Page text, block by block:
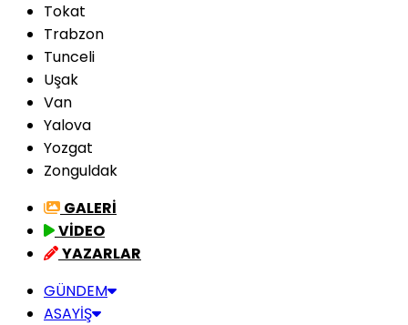
Tokat
Trabzon
Tunceli
Uşak
Van
Yalova
Yozgat
Zonguldak
GALERİ
VİDEO
YAZARLAR
GÜNDEM
ASAYİŞ